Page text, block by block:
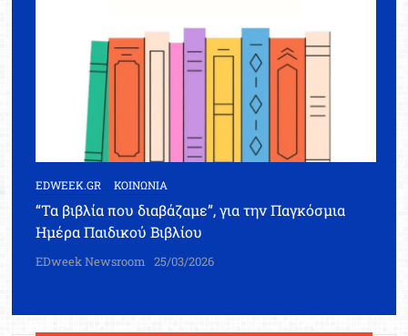
EDWEEK.GR ΚΟΙΝΩΝΙΑ
“Τα βιβλία που διαβάζαμε”, για την Παγκόσμια
Ημέρα Παιδικού Βιβλίου
EDweek Newsroom 25/03/2026